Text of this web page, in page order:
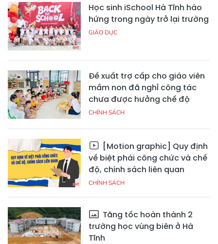
Học sinh iSchool Hà Tĩnh hào
hứng trong ngày trở lại trường
GIÁO DỤC
Đề xuất trợ cấp cho giáo viên
mầm non đã nghỉ công tác
chưa được hưởng chế độ
CHÍNH SÁCH
[Motion graphic] Quy định
về biệt phái công chức và chế
độ, chính sách liên quan
CHÍNH SÁCH
Tăng tốc hoàn thành 2
trường học vùng biên ở Hà
Tĩnh